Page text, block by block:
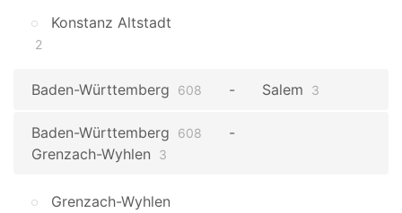
Konstanz Altstadt
2
Baden-Württemberg 608 Salem 3
Baden-Württemberg 608
Grenzach-Wyhlen 3
Grenzach-Wyhlen